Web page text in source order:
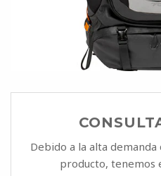
Debido a la alta
producto, tenemos